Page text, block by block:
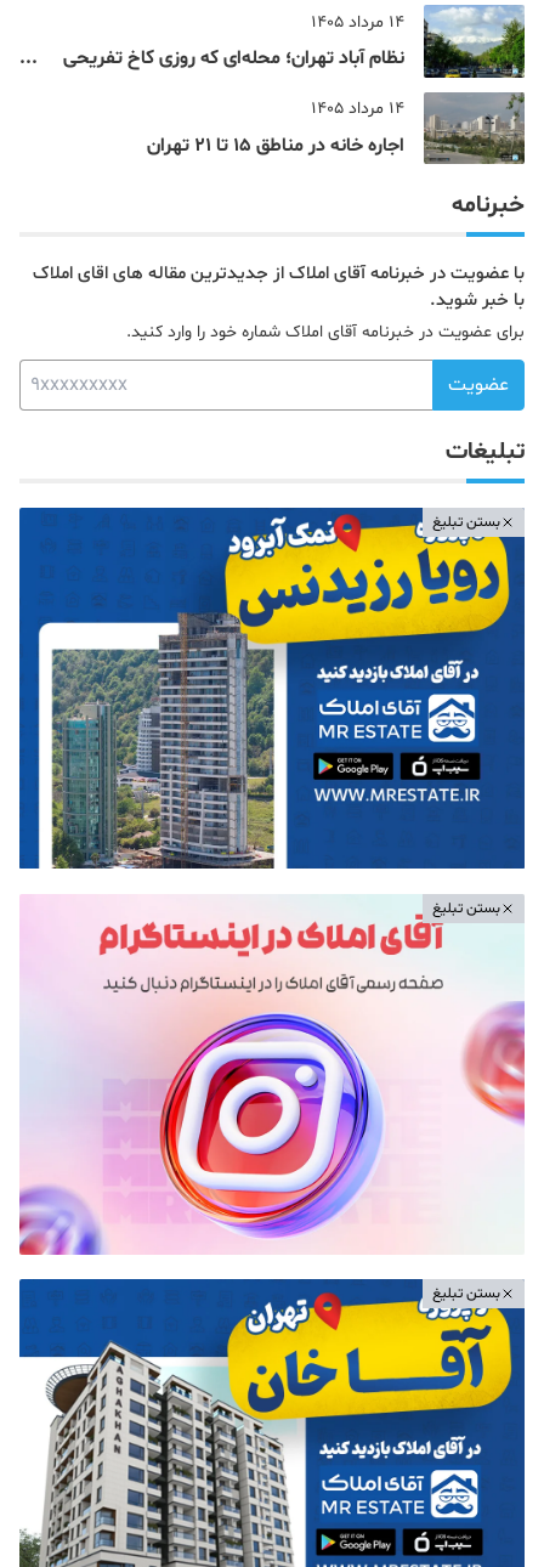
14 مرداد 1405
نظام‌ آباد تهران؛ محله‌ای که روزی کاخ تفریحی
14 مرداد 1405
اجاره خانه در مناطق 15 تا 21 تهران
خبرنامه
با عضویت در خبرنامه آقای املاک از جدیدترین مقاله های اقای املاک
با خبر شوید.
برای عضویت در خبرنامه آقای املاک شماره خود را وارد کنید.
عضویت
تبلیغات
بستن تبلیغ
بستن تبلیغ
بستن تبلیغ